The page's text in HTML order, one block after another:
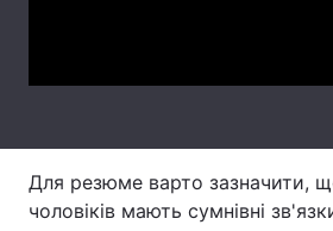
Для резюме варто зазначити,
чоловіків мають сумнівні